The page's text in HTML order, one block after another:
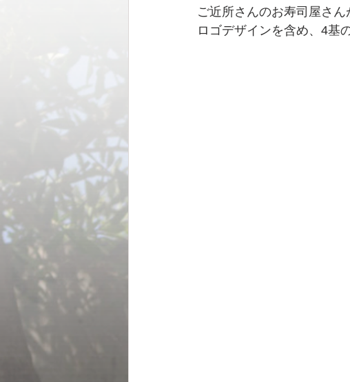
ご近所さんのお寿司屋さ
ロゴデザインを含め、4基